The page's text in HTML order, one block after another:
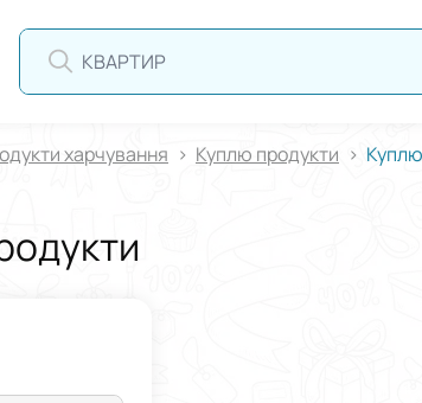
КВАРТИРА
харчування Куплю продукти